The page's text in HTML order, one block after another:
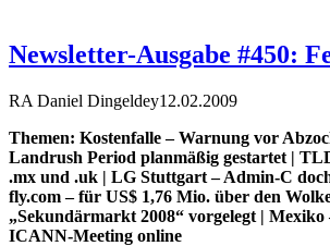
Newsletter-Ausgabe #450:
RA Daniel Dingeldey12.02.2009
Themen: Kostenfalle – Warnung vor
Landrush Period planmäßig gestartet |
.mx und .uk | LG Stuttgart – Admin-C
fly.com – für US$ 1,76 Mio. über den
„Sekundärmarkt 2008“ vorgelegt |
ICANN-Meeting online